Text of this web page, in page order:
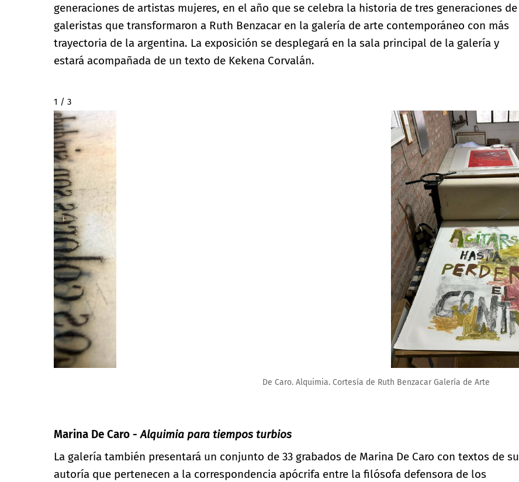
generaciones de artistas mujeres, en el año que se celebra la historia de tres generaciones de
galeristas que transformaron a Ruth Benzacar en la galería de arte contemporáneo con más
trayectoria de la argentina. La exposición se desplegará en la sala principal de la galería y
estará acompañada de un texto de Kekena Corvalán.
2 / 3
De Caro. Alquimia. Cortesía de Ruth Benzacar Galería de Arte
Marina De Caro - Alquimia para tiempos turbios
La galería también presentará un conjunto de 33 grabados de Marina De Caro con textos de su
autoría que pertenecen a la correspondencia apócrifa entre la filósofa defensora de los